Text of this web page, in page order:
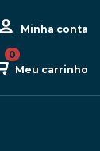
Minha conta
Meu carrinho
0